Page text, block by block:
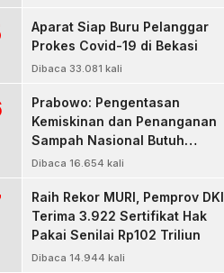
Aparat Siap Buru Pelanggar
Prokes Covid-19 di Bekasi
Dibaca 33.081 kali
Prabowo: Pengentasan
Kemiskinan dan Penanganan
Sampah Nasional Butuh
Persatuan dan Kepemimpinan
Dibaca 16.654 kali
Raih Rekor MURI, Pemprov DKI
Terima 3.922 Sertifikat Hak
Pakai Senilai Rp102 Triliun
Dibaca 14.944 kali